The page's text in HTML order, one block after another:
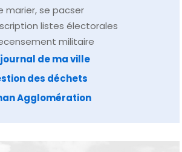
marier, se pacser
listes électorales
militaire
journal de ma ville
des déchets
Agglomération